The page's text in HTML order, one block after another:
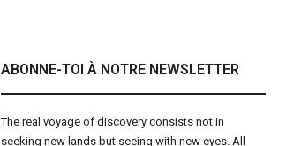
ABONNE-TOI À NOTRE NEWSLETTER
The real voyage of discovery consists not in
seeking new lands but seeing with new eyes. All